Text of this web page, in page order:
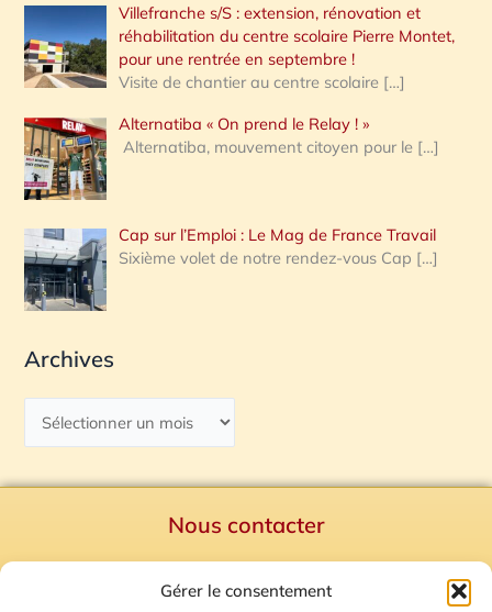
Gérer le consentement
Villefranche s/S : extension, rénovation et
réhabilitation du centre scolaire Pierre Montet,
pour une rentrée en septembre !
Visite de chantier au centre scolaire […]
Alternatiba « On prend le Relay ! »
Alternatiba, mouvement citoyen pour le […]
Cap sur l’Emploi : Le Mag de France Travail
Sixième volet de notre rendez-vous Cap […]
Archives
Nous contacter